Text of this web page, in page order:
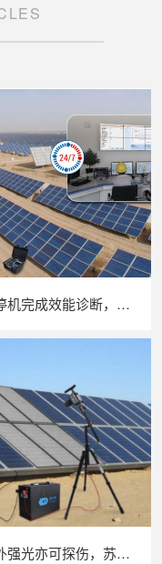
不停机完成效能诊断，苏州 LAILX LX‑PE93 逆变器综合测试仪筑牢光伏电站效能底座
户外强光亦可探伤，苏州 LAILX LXG30 便携式 EL 检测仪重塑光伏组件无损检测标准